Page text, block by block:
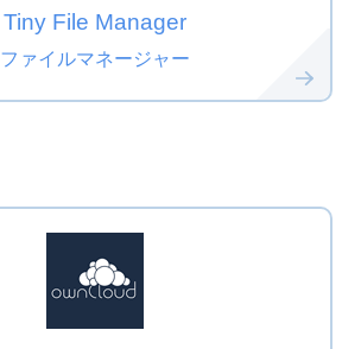
Tiny File Manager
ファイルマネージャー